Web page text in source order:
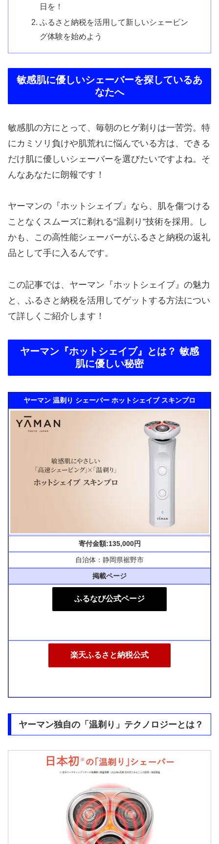
日を！
ふるさと納税を活用して新しいシェービン
グ体験を始めよう
敏感肌に優しいシェーバーを探しているあ
なたへ
敏感肌の方にとって、毎朝のヒゲ剃りは一苦労。特
にカミソリ負けや肌荒れに悩んでいる方は、できる
だけ肌に優しいシェーバーを選びたいですよね。そ
んなあなたに朗報です！
ヤーマンの『ホットシェイブ』なら、肌を傷つける
ことなくスムーズに剃れる“温剃り”技術を採用。し
かも、この高性能シェーバーがふるさと納税の返礼
品として手に入るんです。
この記事では、ヤーマン『ホットシェイブ』の魅力
と、ふるさと納税を活用してゲットする方法につい
て詳しくご紹介します！
ヤーマン『ホットシェイブ』とは？ 敏感
肌に優しい秘密
ヤーマン 温剃り シェーバー ホットシェイブ スキンプロ
寄付金額:135,000円
自治体：静岡県裾野市
掲載ページ
ふるなび公式ページ
楽天ふるさと納税公式
ヤーマン独自の「温剃り」テクノロジーとは？